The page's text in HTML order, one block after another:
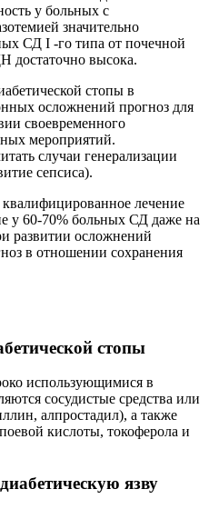
у больных с
значительно
СД I -го типа от почечной
достаточно высока.
стопы в
осложнений прогноз для
своевременного
мероприятий.
случаи генерализации
сепсиса).
лечение
у 60-70% больных СД даже на
развитии осложнений
в отношении сохранения
стопы
использующимися в
сосудистые средства или
алпростадил), а также
кислоты, токоферола и
язву